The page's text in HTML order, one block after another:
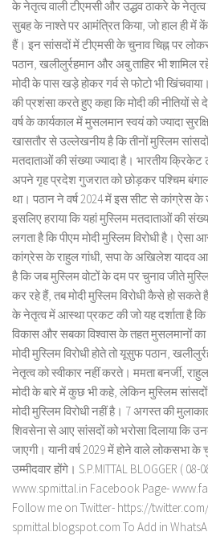
के नेतृत्व वाली टीएमसी और उद्धव ठाकरे के
सुबह के नाश्ते पर आमंत्रित किया, जो हाल ही में
हैं। इन सांसदों में टीएमसी के चुनाव चिह्न पर
पठान, खलीलुर्रहमान और अबु ताहिर भी शामिल
मोदी के पास खड़े होकर गर्व से फोटो भी
की प्रशंसा करते हुए कहा कि मोदी की नीतियों से
वर्ष के कार्यकाल में मुसलमान स्वयं को ज्यादा
खासतौर से उल्लेखनीय है कि तीनों मुस्लिम
मतदाताओं की संख्या ज्यादा है। भारतीय
अपने गृह प्रदेश गुजरात को छोड़कर पश्चिम
था। पठान ने वर्ष 2024 में इस सीट से कांग्रेस के
इसलिए हराया कि यहां मुस्लिम मतदाताओं की
लगता है कि पीएम मोदी मुस्लिम विरोधी है। ऐसा
कांग्रेस के राहुल गांधी, सपा के अखिलेश यादव
है कि जब मुस्लिम वोटों के दम पर चुनाव जीते
कर रहे हैं, तब मोदी मुस्लिम विरोधी कैसे हो सकते
के नेतृत्व में आस्था प्रकट की जो यह दर्शाता है
विकास और सबका विश्वास के तहत मुसलमानों का
मोदी मुस्लिम विरोधी होते तो यूसुफ पठान,
नेतृत्व को स्वीकार नहीं करते। ममता बनर्जी,
मोदी के बारे में कुछ भी कहे, लेकिन मुस्लिम सांसदों
मोदी मुस्लिम विरोधी नहीं है। 7 अगस्त की
शिवसेना से आए सांसदों को भरोसा दिलाया कि
जाएगी। यानी वर्ष 2029 में होने वाले लोकसभा
उम्मीदवार होंगे। S.P.MITTAL BLOGGER (
www.spmittal.in Facebook Page-
Follow me on Twitter- https://
spmittal.blogspot.com To Add in